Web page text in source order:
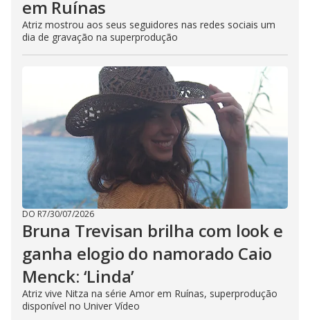
em Ruínas
Atriz mostrou aos seus seguidores nas redes sociais um
dia de gravação na superprodução
DO R7/30/07/2026
Bruna Trevisan brilha com look e
ganha elogio do namorado Caio
Menck: ‘Linda’
Atriz vive Nitza na série Amor em Ruínas, superprodução
disponível no Univer Vídeo